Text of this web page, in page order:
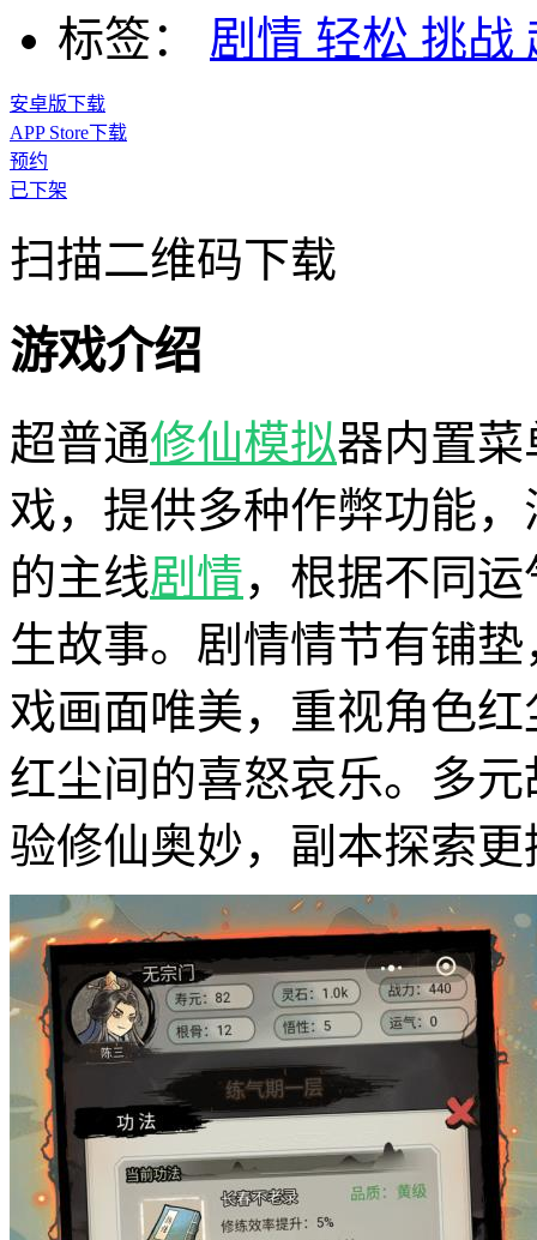
标签：
剧情 轻松 挑战
安卓版下载
APP Store下载
预约
已下架
扫描二维码下载
游戏介绍
超普通修仙模拟器内置
戏，提供多种作弊功能
的主线剧情，根据不同
生故事。剧情情节有铺
戏画面唯美，重视角色
红尘间的喜怒哀乐。多
验修仙奥妙，副本探索